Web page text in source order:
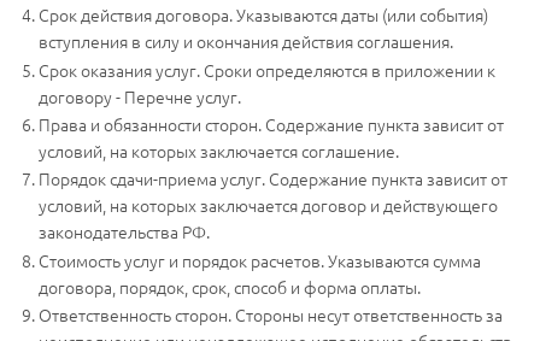
Срок действия договора. Указываются даты (или события)
вступления в силу и окончания действия соглашения.
Срок оказания услуг. Сроки определяются в приложении к
договору - Перечне услуг.
Права и обязанности сторон. Содержание пункта зависит от
условий, на которых заключается соглашение.
Порядок сдачи-приема услуг. Содержание пункта зависит от
условий, на которых заключается договор и действующего
законодательства РФ.
Стоимость услуг и порядок расчетов. Указываются сумма
договора, порядок, срок, способ и форма оплаты.
Ответственность сторон. Стороны несут ответственность за